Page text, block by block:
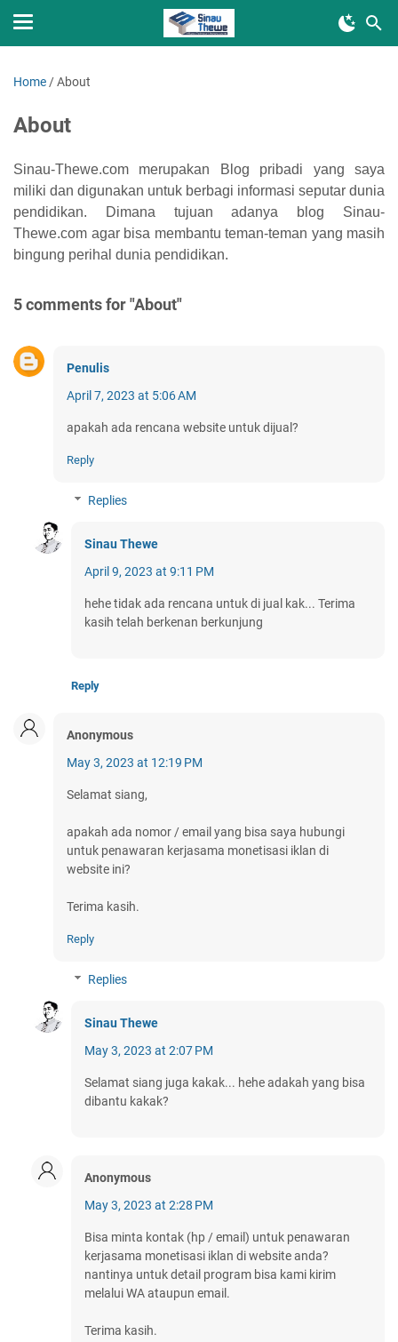
Home /About
About
Sinau-Thewe.com merupakan Blog pribadi yang saya
miliki dan digunakan untuk berbagi informasi seputar dunia
pendidikan. Dimana tujuan adanya blog Sinau-
Thewe.com agar bisa membantu teman-teman yang masih
bingung perihal dunia pendidikan.
5 comments for "About"
Penulis
April 7, 2023 at 5:06 AM
apakah ada rencana website untuk dijual?
Reply
Replies
Sinau Thewe
April 9, 2023 at 9:11 PM
hehe tidak ada rencana untuk di jual kak... Terima
kasih telah berkenan berkunjung
Reply
Anonymous
May 3, 2023 at 12:19 PM
Selamat siang,
apakah ada nomor / email yang bisa saya hubungi
untuk penawaran kerjasama monetisasi iklan di
website ini?
Terima kasih.
Reply
Replies
Sinau Thewe
May 3, 2023 at 2:07 PM
Selamat siang juga kakak... hehe adakah yang bisa
dibantu kakak?
Anonymous
May 3, 2023 at 2:28 PM
Bisa minta kontak (hp / email) untuk penawaran
kerjasama monetisasi iklan di website anda?
nantinya untuk detail program bisa kami kirim
melalui WA ataupun email.
Terima kasih.